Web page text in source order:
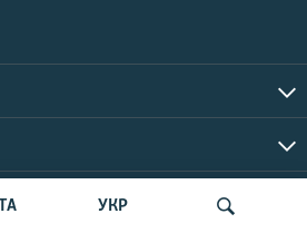
УКР
2026 | Все права защищены.